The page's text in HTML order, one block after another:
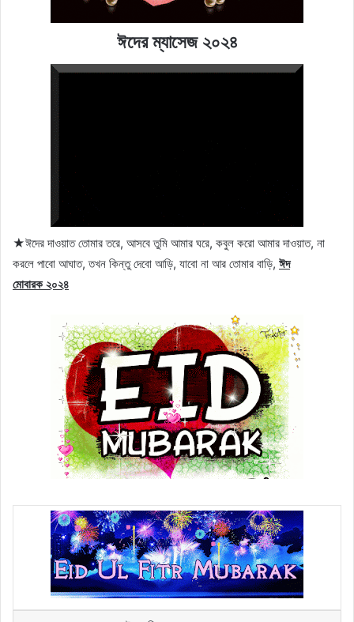
ঈদের ম্যাসেজ ২০২৪
★ঈদের দাওয়াত তোমার তরে, আসবে তুমি আমার ঘরে, কবুল করো আমার দাওয়াত, না
করলে পাবো আঘাত, তখন কিন্তু দেবো আড়ি, যাবো না আর তোমার বাড়ি, ঈদ
মোবারক ২০২৪